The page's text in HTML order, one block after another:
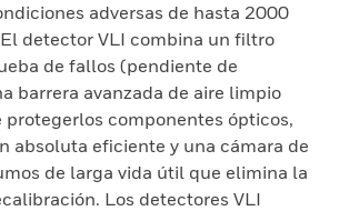
adversas de hasta 2000
detector VLI combina un filtro
de fallos (pendiente de
barrera avanzada de aire limpio
protegerlos componentes ópticos,
absoluta eficiente y una cámara de
de larga vida útil que elimina la
Los detectores VLI